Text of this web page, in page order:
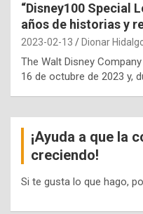
“Disney100 Special
años de historias y
2023-02-13 Dionar
The Walt Disney
16 de octubre de 2023 y,
¡Ayuda a que la
creciendo!
Si te gusta lo que hago,